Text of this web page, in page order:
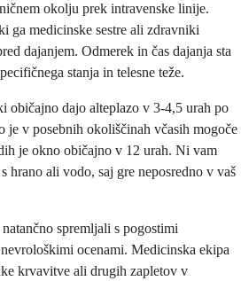
okolju prek intravenske linije.
ga medicinske sestre ali zdravniki
dajanjem. Odmerek in čas dajanja sta
stanja in telesne teže.
običajno dajo alteplazo v 3-4,5 urah po
je v posebnih okoliščinah včasih mogoče
je okno običajno v 12 urah. Ni vam
hrano ali vodo, saj gre neposredno v vaš
spremljali s pogostimi
ocenami. Medicinska ekipa
krvavitve ali drugih zapletov v